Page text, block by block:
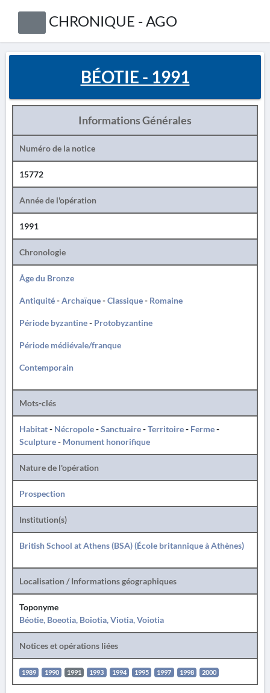
CHRONIQUE - AGO
BÉOTIE - 1991
Informations Générales
Numéro de la notice
15772
Année de l'opération
1991
Chronologie
Âge du Bronze
Antiquité-Archaïque-Classique- Romaine
Période byzantine- Protobyzantine
Période médiévale/franque
Contemporain
Mots-clés
Habitat- Nécropole-Sanctuaire-Territoire- Ferme-
Sculpture- Monument honorifique
Nature de l'opération
Prospection
Institution(s)
British School at Athens (BSA) (École britannique à Athènes)
Localisation / Informations géographiques
Toponyme
Béotie, Boeotia, Boiotia, Viotia, Voiotia
Notices et opérations liées
1989 1990 1991 1993 1994 1995 1997 1998 2000